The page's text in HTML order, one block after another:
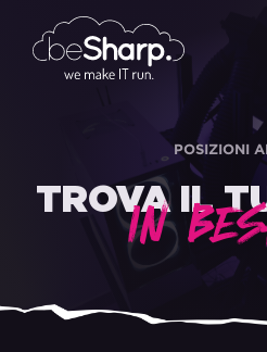
POSIZIONI
TROVA IL
IN